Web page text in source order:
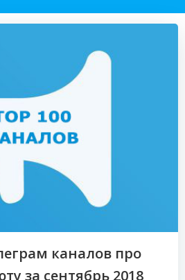
каналов про
за сентябрь 2018